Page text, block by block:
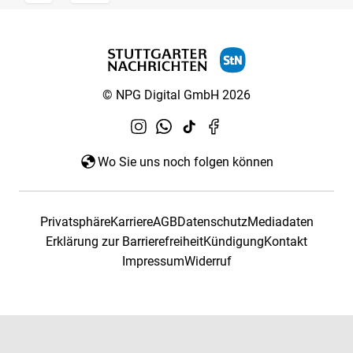
© NPG Digital GmbH 2026
Wo Sie uns noch folgen können
PrivatsphäreKarriereAGBDatenschutzMediadaten
Erklärung zur BarrierefreiheitKündigungKontakt
ImpressumWiderruf